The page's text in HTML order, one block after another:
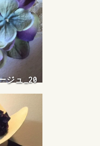
ジュ_20